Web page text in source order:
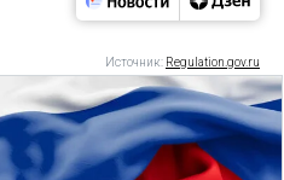
Источник: Regulation.gov.ru